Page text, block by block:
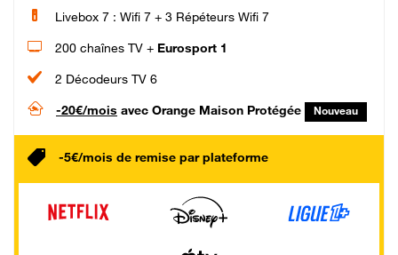
Livebox 7 : Wifi 7 + 3 Répéteurs Wifi 7
200 chaînes TV + Eurosport 1
2 Décodeurs TV 6
-20€/mois avec Orange Maison Protégée Nouveau
-5€/mois de remise par plateforme